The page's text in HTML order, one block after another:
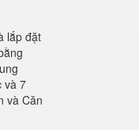
lắp đặt
và 7
và Căn